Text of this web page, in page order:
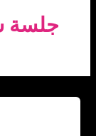
جلسة